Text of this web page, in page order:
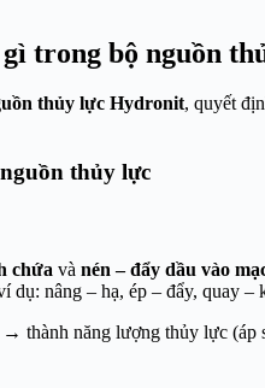
trong bộ nguồn
thủy lực Hydronit, quyết
thủy lực
chứa và nén – đẩy dầu vào
dụ: nâng – hạ, ép – đẩy, quay
thành năng lượng thủy lực (áp